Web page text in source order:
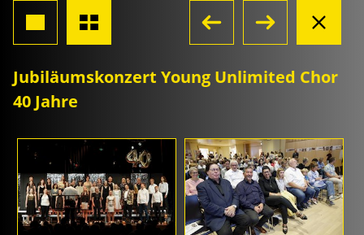
Jubiläumskonzert Young Unlimited Chor
40 Jahre